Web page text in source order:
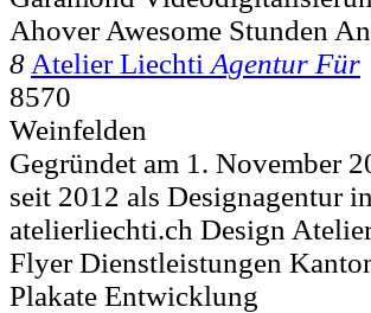
Ahover Awesome Stunden
8 Atelier Liechti Agentur Für
8570
Weinfelden
Gegründet am 1. November
seit 2012 als Designagentur
atelierliechti.ch Design
Flyer Dienstleistungen
Plakate Entwicklung